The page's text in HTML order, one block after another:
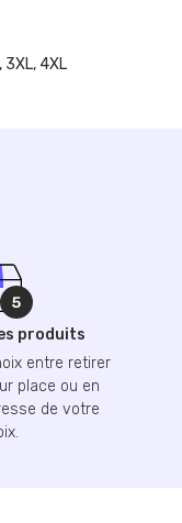
3XL, 4XL
produits
entre retirer
place ou en
de votre